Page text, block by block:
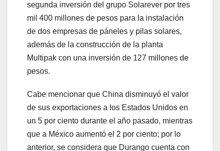
segunda inversión del grupo Solarever por tres
mil 400 millones de pesos para la instalación
de dos empresas de páneles y pilas solares,
además de la construcción de la planta
Multipak con una inversión de 127 millones de
pesos.
Cabe mencionar que China disminuyó el valor
de sus exportaciones a los Estados Unidos en
un 5 por ciento durante el año pasado, mientras
que a México aumentó el 2 por ciento; por lo
anterior, se considera que Durango cuenta con